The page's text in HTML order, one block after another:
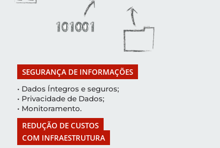
SEGURANÇA DE INFORMAÇÕES
• Dados Íntegros e seguros;
• Privacidade de Dados;
• Monitoramento.
REDUÇÃO DE CUSTOS
COM INFRAESTRUTURA